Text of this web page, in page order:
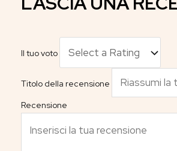
Il tuo voto
Titolo della recensione
Recensione